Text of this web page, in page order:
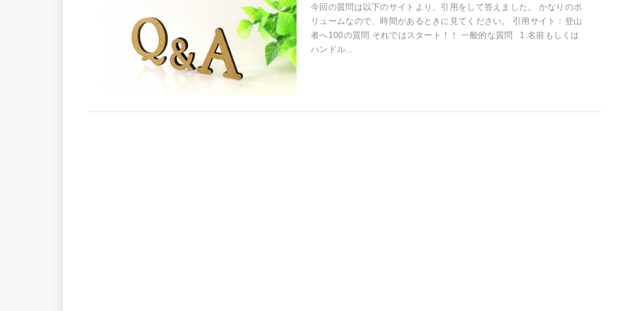
今回の質問は以下のサイトより、引用をして答えました。 かなりのボ
リュームなので、時間があるときに見てください。 引用サイト：登山
者へ100の質問 それではスタート！！ 一般的な質問 1.名前もしくは
ハンドル...